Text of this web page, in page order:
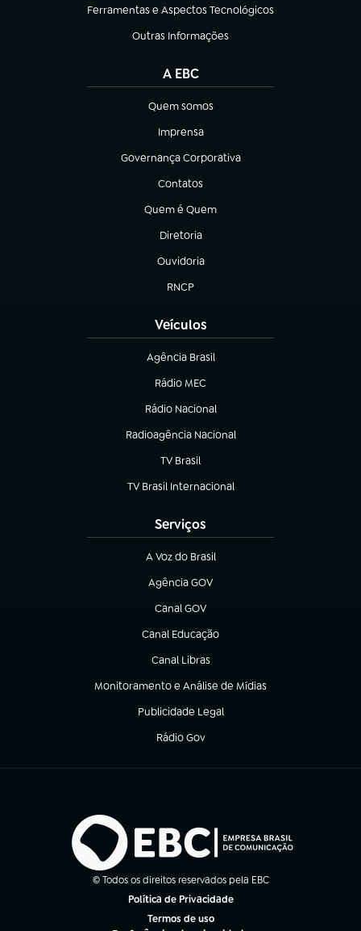
Ferramentas e Aspectos Tecnológicos
(abre em nova aba)
Outras Informações
(abre em nova aba)
A EBC
Quem somos
(abre em nova aba)
Imprensa
(abre em nova aba)
Governança Corporativa
(abre em nova aba)
Contatos
(abre em nova aba)
Quem é Quem
(abre em nova aba)
Diretoria
(abre em nova aba)
Ouvidoria
(abre em nova aba)
RNCP
(abre em nova aba)
Veículos
Agência Brasil
(abre em nova aba)
Rádio MEC
(abre em nova aba)
Rádio Nacional
Radioagência Nacional
(abre em nova aba)
TV Brasil
(abre em nova aba)
TV Brasil Internacional
(abre em nova aba)
Serviços
A Voz do Brasil
(abre em nova aba)
Agência GOV
(abre em nova aba)
Canal GOV
(abre em nova aba)
Canal Educação
(abre em nova aba)
Canal Libras
(abre em nova aba)
Monitoramento e Análise de Mídias
(abre em nova aba)
Publicidade Legal
(abre em nova aba)
Rádio Gov
(abre em nova aba)
© Todos os direitos reservados pela EBC
Política de Privacidade
Termos de uso
(abre em nova aba)